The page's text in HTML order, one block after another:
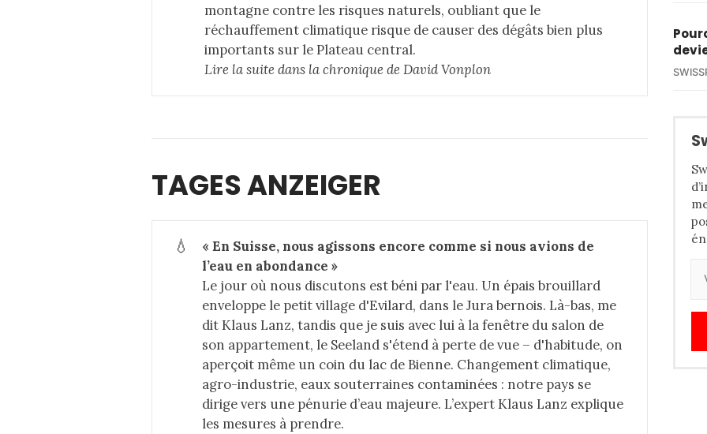
montagne contre les risques naturels, oubliant que le
réchauffement climatique risque de causer des dégâts bien plus
importants sur le Plateau central.
Lire la suite dans la chronique de David Vonplon
TAGES ANZEIGER
💧
« En Suisse, nous agissons encore comme si nous avions de
l’eau en abondance »
Le jour où nous discutons est béni par l'eau. Un épais brouillard
enveloppe le petit village d'Evilard, dans le Jura bernois. Là-bas, me
dit Klaus Lanz, tandis que je suis avec lui à la fenêtre du salon de
son appartement, le Seeland s'étend à perte de vue – d'habitude, on
aperçoit même un coin du lac de Bienne. Changement climatique,
agro-industrie, eaux souterraines contaminées : notre pays se
dirige vers une pénurie d’eau majeure. L’expert Klaus Lanz explique
les mesures à prendre.